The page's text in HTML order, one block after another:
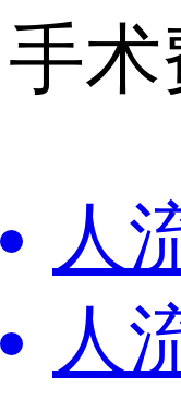
手术
人
人